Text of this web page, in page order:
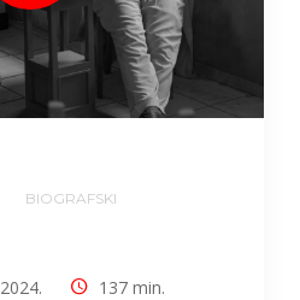
BIOGRAFSKI
2024. 137 min.